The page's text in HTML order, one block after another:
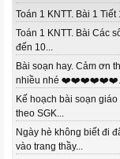
Toán 1 KNTT. Bài 1 Tiết
Toán 1 KNTT. Bài Các
đến 10...
Bài soạn hay. Cảm ơn
nhiều nhé
Kế hoạch bài soạn
theo SGK...
Ngày hè không biết đi
vào trang thầy...